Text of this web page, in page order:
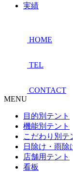
実績
HOME
TEL
CONTACT
MENU
目的別テント
機能別テント
こだわり別テ
日除け・雨除
店舗用テント
看板